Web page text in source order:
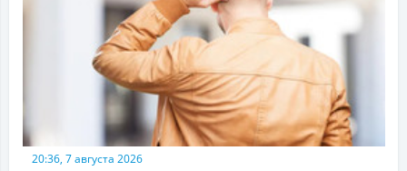
20:36, 7 августа 2026